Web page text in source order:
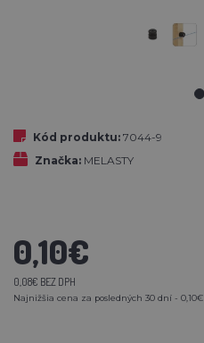
Kód produktu: 7044-9
Značka: MELASTY
0,10€
0,08€ BEZ DPH
Najnižšia cena za posledných 30 dní - 0,10€